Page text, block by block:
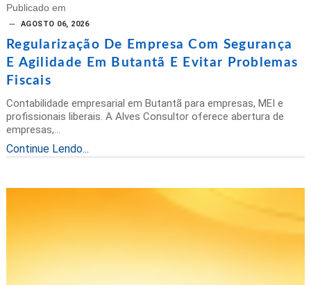
Publicado em
AGOSTO 06, 2026
Regularização De Empresa Com Segurança
E Agilidade Em Butantã E Evitar Problemas
Fiscais
Contabilidade empresarial em Butantã para empresas, MEI e
profissionais liberais. A Alves Consultor oferece abertura de
empresas,...
Continue Lendo...